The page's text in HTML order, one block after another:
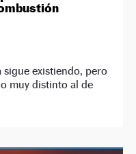
sigue existiendo, pero
muy distinto al de